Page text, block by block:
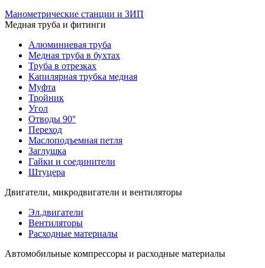
Манометрические станции и ЗИП
Медная труба и фитинги
Алюминиевая труба
Медная труба в бухтах
Труба в отрезках
Капилярная трубка медная
Муфта
Тройник
Угол
Отводы 90°
Переход
Маслоподъемная петля
Заглушка
Гайки и соединители
Штуцера
Двигатели, микродвигатели и вентиляторы
Эл.двигатели
Вентиляторы
Расходные материалы
Автомобильные компрессоры и расходные материалы